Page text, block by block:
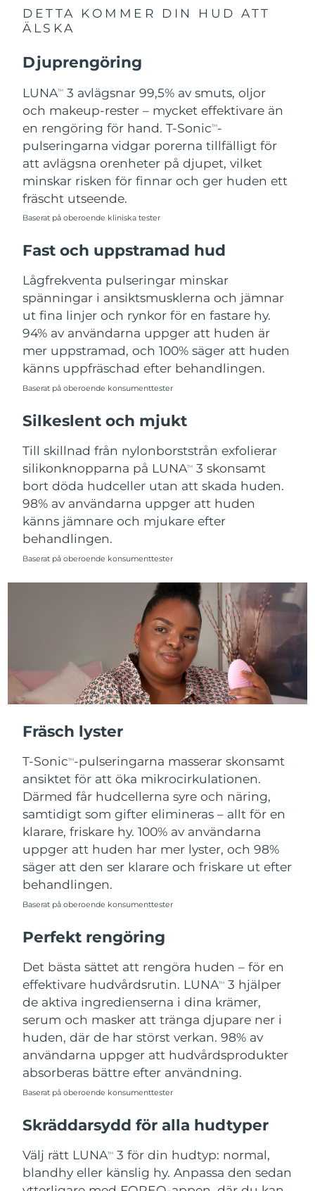
DETTA KOMMER DIN HUD ATT
ÄLSKA
Djuprengöring
LUNATM
3 avlägsnar 99,5% av smuts, oljor
och makeup-rester – mycket effektivare än
en rengöring för hand. T-SonicTM-
pulseringarna vidgar porerna tillfälligt för
att avlägsna orenheter på djupet, vilket
minskar risken för finnar och ger huden ett
fräscht utseende.
Baserat på oberoende kliniska tester
Fast och uppstramad hud
Lågfrekventa pulseringar minskar
spänningar i ansiktsmusklerna och jämnar
ut fina linjer och rynkor för en fastare hy.
94% av användarna uppger att huden är
mer uppstramad, och 100% säger att huden
känns uppfräschad efter behandlingen.
Baserat på oberoende konsumenttester
Silkeslent och mjukt
Till skillnad från nylonborststrån exfolierar
silikonknopparna på LUNATM
3 skonsamt
bort döda hudceller utan att skada huden.
98% av användarna uppger att huden
känns jämnare och mjukare efter
behandlingen.
Baserat på oberoende konsumenttester
Fräsch lyster
T-SonicTM-pulseringarna masserar skonsamt
ansiktet för att öka mikrocirkulationen.
Därmed får hudcellerna syre och näring,
samtidigt som gifter elimineras – allt för en
klarare, friskare hy. 100% av användarna
uppger att huden har mer lyster, och 98%
säger att den ser klarare och friskare ut efter
behandlingen.
Baserat på oberoende konsumenttester
Perfekt rengöring
Det bästa sättet att rengöra huden – för en
effektivare hudvårdsrutin. LUNATM
3 hjälper
de aktiva ingredienserna i dina krämer,
serum och masker att tränga djupare ner i
huden, där de har störst verkan. 98% av
användarna uppger att hudvårdsprodukter
absorberas bättre efter användning.
Baserat på oberoende konsumenttester
Skräddarsydd för alla hudtyper
Välj rätt LUNATM
3 för din hudtyp: normal,
blandhy eller känslig hy. Anpassa den sedan
Sydafrika
Sydkorea
Spanien Förväntad leverans8/12/26
Sverige Förväntad leverans
Schweiz Förväntad leverans
Taiwan Förväntad leverans
Thailand
Turkiet Förväntad leverans
Förenade
Arabemiraten
Förväntad leverans8/13/26
Storbritannien Förväntad leverans 8/12/26
USA Förväntad leverans8/13/26